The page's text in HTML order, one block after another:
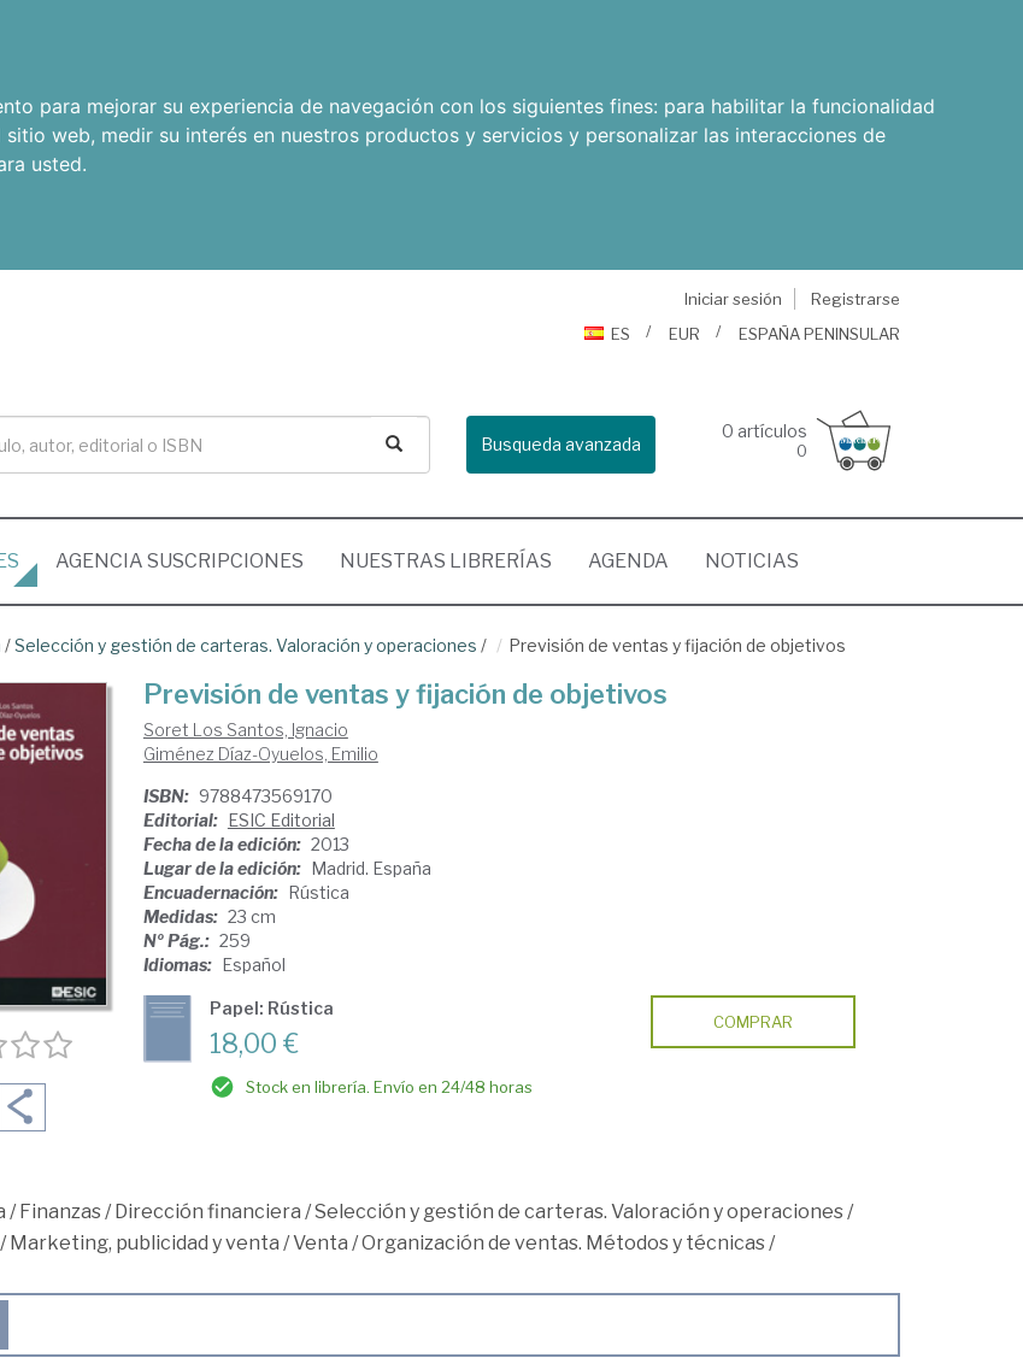
para mejorar su experiencia de navegación con los siguientes fines: para habilitar la funcionalidad
sitio web, medir su interés en nuestros productos y servicios y personalizar las interacciones de
usted.
Iniciar sesión
Registrarse
ES
EUR ESPAÑA PENINSULAR
Busqueda avanzada
0 artículos
0
AGENCIA SUSCRIPCIONES NUESTRAS LIBRERÍAS AGENDA NOTICIAS
/Selección y gestión de carteras. Valoración y operaciones / Previsión de ventas y fijación de objetivos
Previsión de ventas y fijación de objetivos
Soret Los Santos, Ignacio
Giménez Díaz-Oyuelos, Emilio
ISBN: 9788473569170
Editorial: ESIC Editorial
Fecha de la edición: 2013
Lugar de la edición: Madrid. España
Encuadernación: Rústica
Medidas: 23 cm
Nº Pág.: 259
Idiomas: Español
Papel: Rústica
18,00 €
Stock en librería. Envío en 24/48 horas
COMPRAR
/ Finanzas/ Dirección financiera /Selección y gestión de carteras. Valoración y operaciones/
/ Marketing, publicidad y venta /Venta /Organización de ventas. Métodos y técnicas/